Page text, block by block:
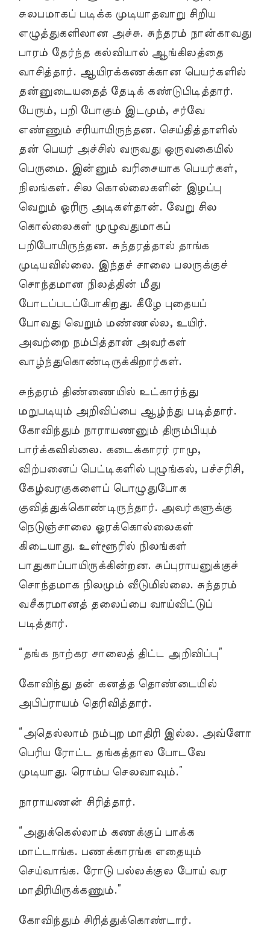
சுலபமாகப் படிக்க முடியாதவாறு சிறிய
எழுத்துகளிலான அச்சு. சுந்தரம் நான்காவது
பாரம் தேர்ந்த கல்வியால் ஆங்கிலத்தை
வாசித்தார். ஆயிரக்கணக்கான பெயர்களில்
தன்னுடையதைத் தேடிக் கண்டுபிடித்தார்.
பேரும், பறி போகும் இடமும், சர்வே
எண்ணும் சரியாயிருந்தன. செய்தித்தாளில்
தன் பெயர் அச்சில் வருவது ஒருவகையில்
பெருமை. இன்னும் வரிசையாக பெயர்கள்,
நிலங்கள். சில கொல்லைகளின் இழப்பு
வெறும் ஓரிரு அடிகள்தான். வேறு சில
கொல்லைகள் முழுவதுமாகப்
பறிபோயிருந்தன. சுந்தரத்தால் தாங்க
முடியவில்லை. இந்தச் சாலை பலருக்குச்
சொந்தமான நிலத்தின் மீது
போடப்படப்போகிறது. கீழே புதையப்
போவது வெறும் மண்ணல்ல, உயிர்.
அவற்றை நம்பித்தான் அவர்கள்
வாழ்ந்துகொண்டிருக்கிறார்கள்.
சுந்தரம் திண்ணையில் உட்கார்ந்து
மறுபடியும் அறிவிப்பை ஆழ்ந்து படித்தார்.
கோவிந்தும் நாராயணனும் திரும்பியும்
பார்க்கவில்லை. கடைக்காரர் ராமு,
விற்பனைப் பெட்டிகளில் புழுங்கல், பச்சரிசி,
கேழ்வரகுகளைப் பொழுதுபோக
குவித்துக்கொண்டிருந்தார். அவர்களுக்கு
நெடுஞ்சாலை ஓரக்கொல்லைகள்
கிடையாது. உள்ளூரில் நிலங்கள்
பாதுகாப்பாயிருக்கின்றன. சுப்புராயனுக்குச்
சொந்தமாக நிலமும் வீடுமில்லை. சுந்தரம்
வசீகரமானத் தலைப்பை வாய்விட்டுப்
படித்தார்.
“தங்க நாற்கர சாலைத் திட்ட அறிவிப்பு”
கோவிந்து தன் கனத்த தொண்டையில்
அபிப்ராயம் தெரிவித்தார்.
“அதெல்லாம் நம்புற மாதிரி இல்ல. அவ்ளோ
பெரிய ரோட்ட தங்கத்தால போடவே
முடியாது. ரொம்ப செலவாவும்.”
நாராயணன் சிரித்தார்.
“அதுக்கெல்லாம் கணக்குப் பாக்க
மாட்டாங்க. பணக்காரங்க எதையும்
செய்வாங்க. ரோடு பல்லக்குல போய் வர
மாதிரியிருக்கணும்.”
கோவிந்தும் சிரித்துக்கொண்டார்.